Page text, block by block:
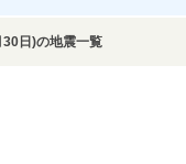
日)の地震一覧